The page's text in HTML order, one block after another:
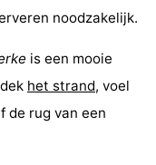
noodzakelijk.
is een mooie
het strand, voel
de rug van een